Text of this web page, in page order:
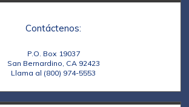
Contáctenos:
P.O. Box 19037
San Bernardino, CA 92423
Llama al (800) 974-5553